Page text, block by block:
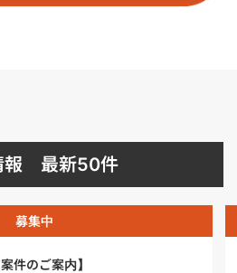
報 最新50件
募集中
件のご案内】